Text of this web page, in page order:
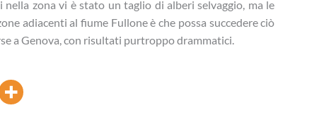
zona vi è stato un taglio di alberi selvaggio, ma le
adiacenti al fiume Fullone è che possa succedere ciò
a Genova, con risultati purtroppo drammatici.